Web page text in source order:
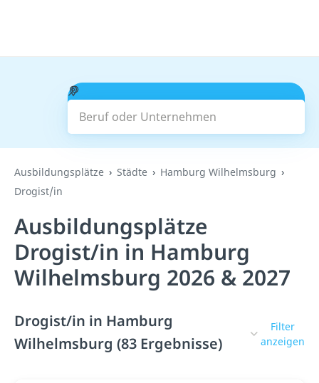
Beruf oder Unternehmen
Suchen
Ausbildungsplätze Städte
Hamburg Wilhelmsburg
Drogist/in
Ausbildungsplätze
Drogist/in in Hamburg
Wilhelmsburg 2026 & 2027
Drogist/in in Hamburg
Wilhelmsburg (83 Ergebnisse)
Filter
anzeigen